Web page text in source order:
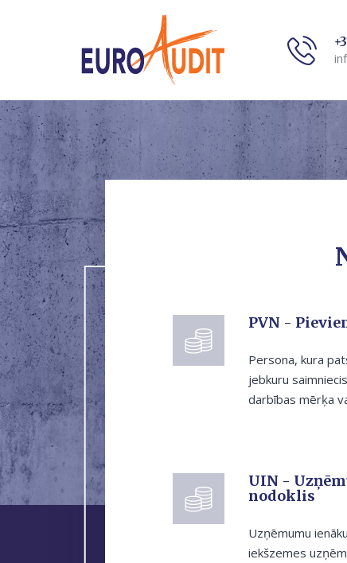
PVN -
Persona, kura
jebkuru
darbības mērķa
UIN -
nodoklis
Uzņēmumu
iekšzemes